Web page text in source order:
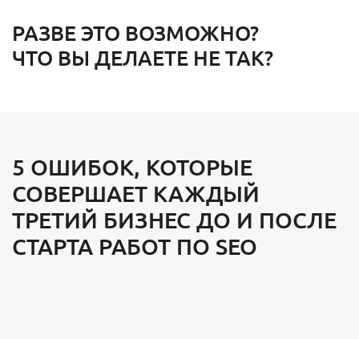
РАЗВЕ ЭТО ВОЗМОЖНО?
ЧТО ВЫ ДЕЛАЕТЕ НЕ ТАК?
5 ОШИБОК, КОТОРЫЕ
СОВЕРШАЕТ КАЖДЫЙ
ТРЕТИЙ БИЗНЕС ДО И ПОСЛЕ
СТАРТА РАБОТ ПО SEO